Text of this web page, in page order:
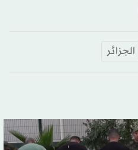
الجزائر